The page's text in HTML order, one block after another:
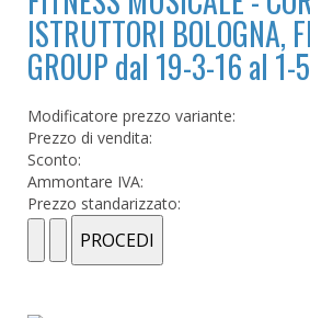
ISTRUTTORI BOLOGNA,
GROUP dal 19-3-16 al 1-
Modificatore prezzo variante:
Prezzo di vendita:
Sconto:
Ammontare IVA:
Prezzo standarizzato: